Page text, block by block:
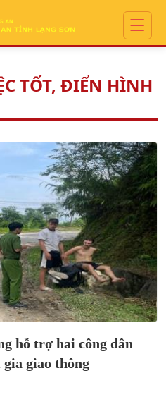
TỐT, ĐIỂN HÌNH
hỗ trợ hai công dân
giao thông